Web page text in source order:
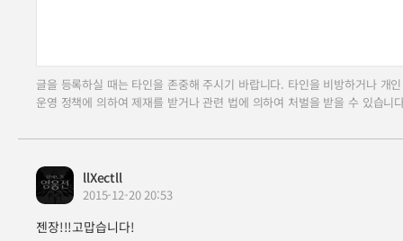
글을 등록하실 때는 타인을 존중해 주시기 바랍니다. 타인을 비방하거나 개
운영 정책에 의하여 제재를 받거나 관련 법에 의하여 처벌을 받을 수 있습니
llXectll
2015-12-20 20:53
젠장!!!고맙습니다!